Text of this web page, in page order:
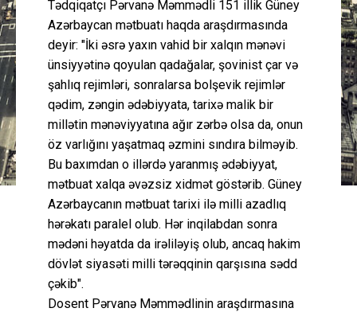
Tədqiqatçı Pərvanə Məmmədli 151 illik Güney
Azərbaycan mətbuatı haqda araşdırmasında
deyir: "İki əsrə yaxın vahid bir xalqın mənəvi
ünsiyyətinə qoyulan qadağalar, şovinist çar və
şahlıq rejimləri, sonralarsa bolşevik rejimlər
qədim, zəngin ədəbiyyata, tarixə malik bir
millətin mənəviyyatına ağır zərbə olsa da, onun
öz varlığını yaşatmaq əzmini sındıra bilməyib.
Bu baxımdan o illərdə yaranmış ədəbiyyat,
mətbuat xalqa əvəzsiz xidmət göstərib. Güney
Azərbaycanın mətbuat tarixi ilə milli azadlıq
hərəkatı paralel olub. Hər inqilabdan sonra
mədəni həyatda da irəliləyiş olub, ancaq hakim
dövlət siyasəti milli tərəqqinin qarşısına sədd
çəkib".
Dosent Pərvanə Məmmədlinin araşdırmasına